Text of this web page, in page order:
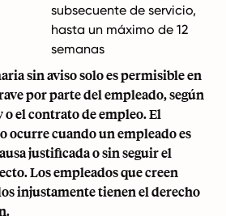
subsecuente de servicio,
hasta un máximo de 12
semanas
sin aviso solo es permisible en
por parte del empleado, según
el contrato de empleo. El
ocurre cuando un empleado es
justificada o sin seguir el
Los empleados que creen
injustamente tienen el derecho